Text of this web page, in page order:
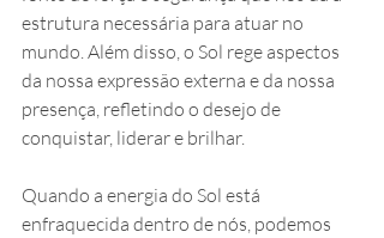
estrutura necessária para atuar no
mundo. Além disso, o Sol rege aspectos
da nossa expressão externa e da nossa
presença, refletindo o desejo de
conquistar, liderar e brilhar.
Quando a energia do Sol está
enfraquecida dentro de nós, podemos